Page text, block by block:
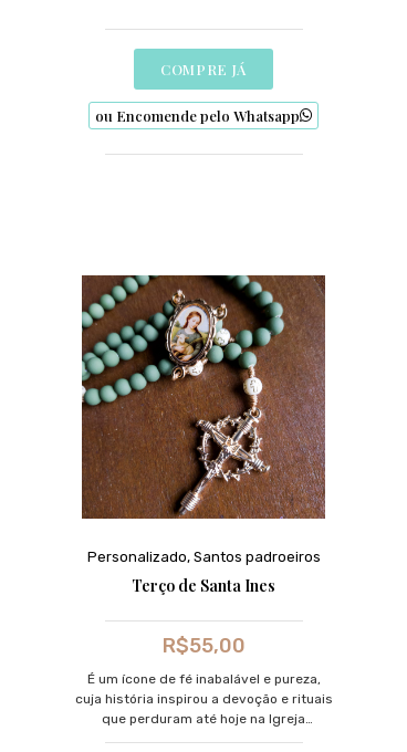
COMPRE JÁ
ou Encomende pelo Whatsapp
Personalizado, Santos padroeiros
Terço de Santa Ines
R$55,00
É um ícone de fé inabalável e pureza,
cuja história inspirou a devoção e rituais
que perduram até hoje na Igreja
Católica.